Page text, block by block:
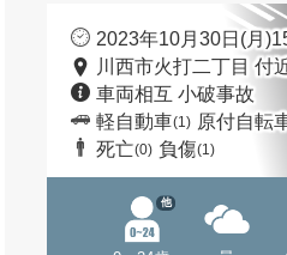
2023年10月30日(月
川西市火打二丁目 付
車両相互 小破事故
軽自動車(1) 原付自転
死亡(0) 負傷(1)
他